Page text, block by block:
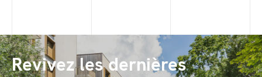
Revivez les dernières